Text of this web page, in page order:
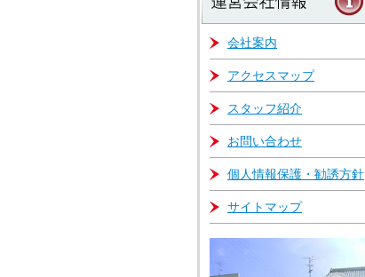
会社案内
アクセスマップ
スタッフ紹介
お問い合わせ
個人情報保護・勧誘方針
サイトマップ